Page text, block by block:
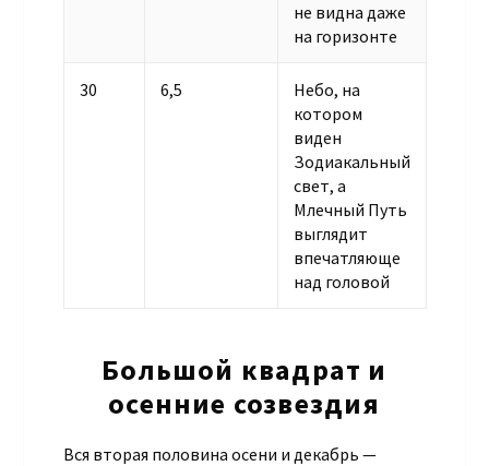
не видна даже
на горизонте
30 6,5
Небо, на
котором
виден
Зодиакальный
свет, а
Млечный Путь
выглядит
впечатляюще
над головой
Большой квадрат и
осенние созвездия
Вся вторая половина осени и декабрь —